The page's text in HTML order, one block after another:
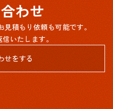
わせ
積もり依頼も可能です。
いたします。
せをする